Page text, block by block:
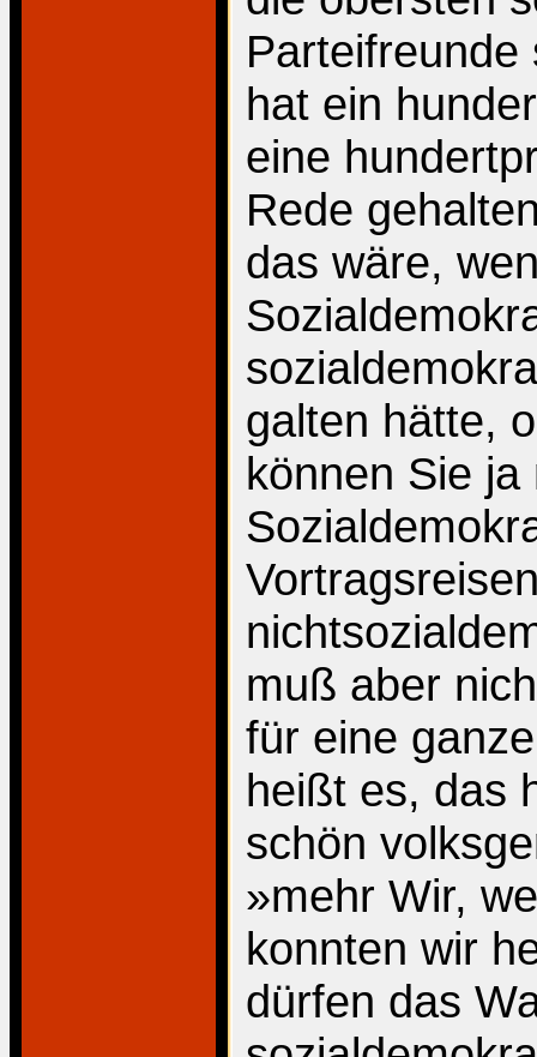
hat ein
eine
Rede
das wäre,
galten hätte,
können Sie
muß aber
für eine
heißt es, das
schön
»mehr Wir,
konnten wir
dürfen das